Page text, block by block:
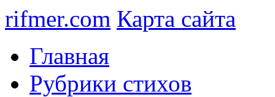
rifmer.com Карта сайта
Главная
Рубрики стихов